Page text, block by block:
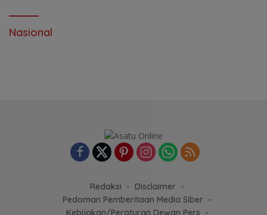
Nasional
Redaksi
Disclaimer
Pedoman Pemberitaan Media Siber
Kebijakan/Peraturan Dewan Pers